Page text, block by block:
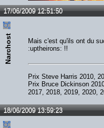
Lien :http://
17/06/2009 12:51:50
Narchost
Mais c'est qu'ils ont du
:uptheirons: !!
Prix Steve Harris 2010,
Prix Bruce Dickinson
2017, 2018, 2019, 2020,
18/06/2009 13:59:23